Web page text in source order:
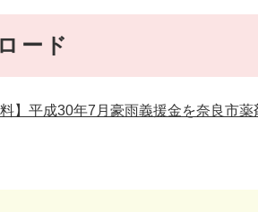
ード
料】平成30年7月豪雨義援金を奈良市